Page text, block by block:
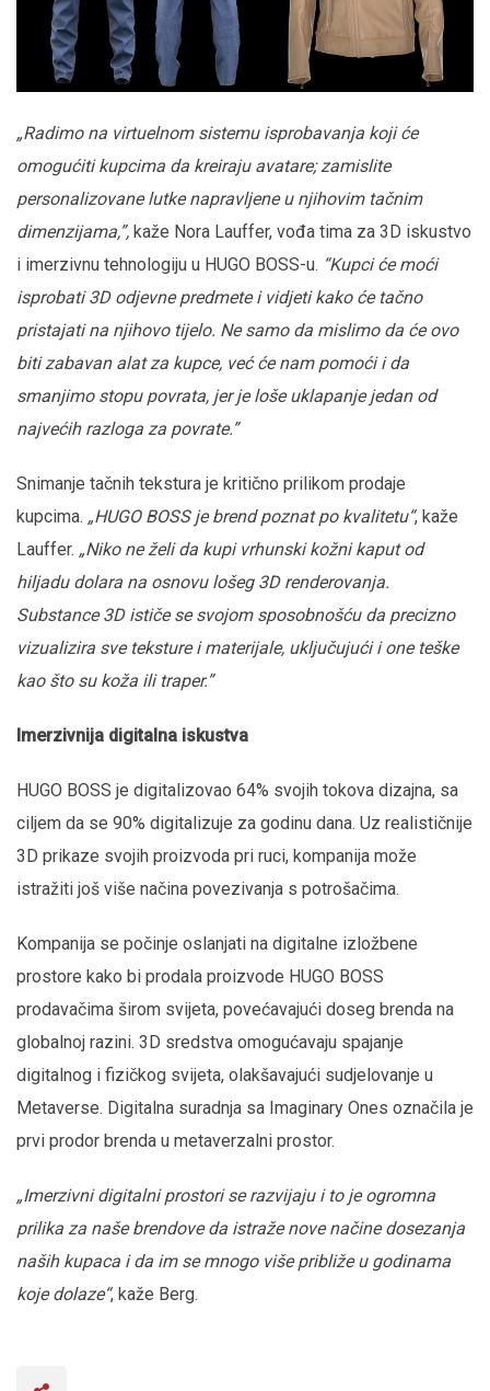
„Radimo na virtuelnom sistemu isprobavanja koji će
omogućiti kupcima da kreiraju avatare; zamislite
personalizovane lutke napravljene u njihovim tačnim
dimenzijama,”, kaže Nora Lauffer, vođa tima za 3D iskustvo
i imerzivnu tehnologiju u HUGO BOSS-u. “Kupci će moći
isprobati 3D odjevne predmete i vidjeti kako će tačno
pristajati na njihovo tijelo. Ne samo da mislimo da će ovo
biti zabavan alat za kupce, već će nam pomoći i da
smanjimo stopu povrata, jer je loše uklapanje jedan od
najvećih razloga za povrate.”
Snimanje tačnih tekstura je kritično prilikom prodaje
kupcima. „HUGO BOSS je brend poznat po kvalitetu“, kaže
Lauffer. „Niko ne želi da kupi vrhunski kožni kaput od
hiljadu dolara na osnovu lošeg 3D renderovanja.
Substance 3D ističe se svojom sposobnošću da precizno
vizualizira sve teksture i materijale, uključujući i one teške
kao što su koža ili traper.”
Imerzivnija digitalna iskustva
HUGO BOSS je digitalizovao 64% svojih tokova dizajna, sa
ciljem da se 90% digitalizuje za godinu dana. Uz realističnije
3D prikaze svojih proizvoda pri ruci, kompanija može
istražiti još više načina povezivanja s potrošačima.
Kompanija se počinje oslanjati na digitalne izložbene
prostore kako bi prodala proizvode HUGO BOSS
prodavačima širom svijeta, povećavajući doseg brenda na
globalnoj razini. 3D sredstva omogućavaju spajanje
digitalnog i fizičkog svijeta, olakšavajući sudjelovanje u
Metaverse. Digitalna suradnja sa Imaginary Ones označila je
prvi prodor brenda u metaverzalni prostor.
„Imerzivni digitalni prostori se razvijaju i to je ogromna
prilika za naše brendove da istraže nove načine dosezanja
naših kupaca i da im se mnogo više približe u godinama
koje dolaze“, kaže Berg.